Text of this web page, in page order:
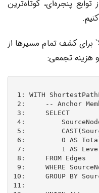
پنجره‌ای، کوتاه‌ترین
CTE بازگشتی `ShortestPathFinder` برای کشف تمام مسیرها از
1: WITH
2:     -- Anchor
3:     SELECT
4:         SourceNode
5:
6:         0 AS
7:         1 AS
8:     FROM Edges
9:     WHERE
10:     GROUP BY
11: